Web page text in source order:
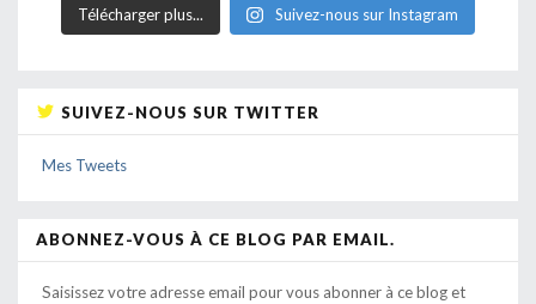
Télécharger plus... Suivez-nous sur Instagram
SUIVEZ-NOUS SUR TWITTER
Mes Tweets
ABONNEZ-VOUS À CE BLOG PAR EMAIL.
Saisissez votre adresse email pour vous abonner à ce blog et